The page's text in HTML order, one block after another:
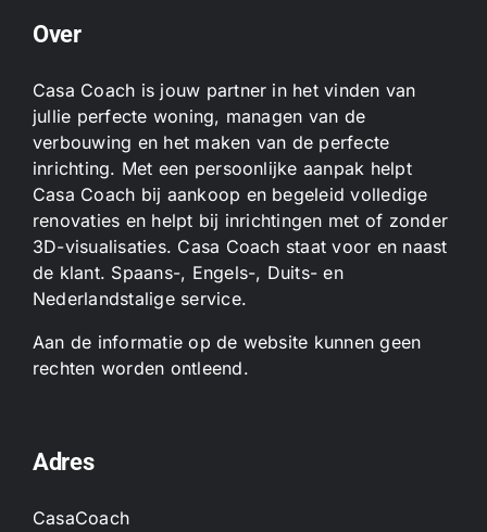
Over
Casa Coach is jouw partner in het vinden van
jullie perfecte woning, managen van de
verbouwing en het maken van de perfecte
inrichting. Met een persoonlijke aanpak helpt
Casa Coach bij aankoop en begeleid volledige
renovaties en helpt bij inrichtingen met of zonder
3D-visualisaties. Casa Coach staat voor en naast
de klant. Spaans-, Engels-, Duits- en
Nederlandstalige service.
Aan de informatie op de website kunnen geen
rechten worden ontleend.
Adres
CasaCoach